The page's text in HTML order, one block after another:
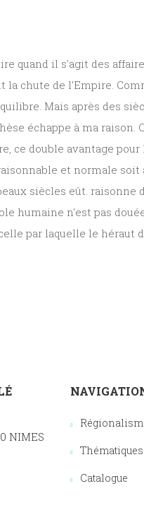
quand il s'agit des
la chute de l'Empire.
Mais après des
échappe à ma
ce double avantage
et normale
siècles eût.
humaine n'est pas
par laquelle le héraut
NIMES
Thématiques
Catalogue